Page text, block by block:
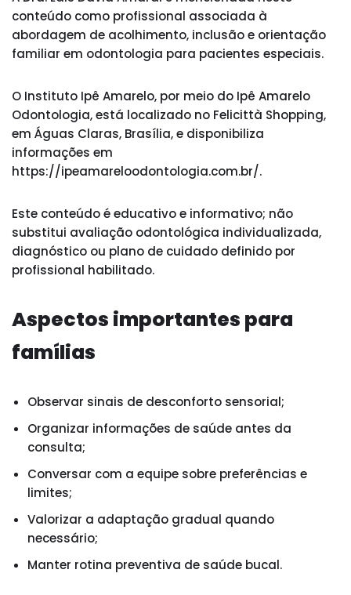
conteúdo como profissional associada à
abordagem de acolhimento, inclusão e orientação
familiar em odontologia para pacientes especiais.
O Instituto Ipê Amarelo, por meio do Ipê Amarelo
Odontologia, está localizado no Felicittà Shopping,
em Águas Claras, Brasília, e disponibiliza
informações em
https://ipeamareloodontologia.com.br/.
Este conteúdo é educativo e informativo; não
substitui avaliação odontológica individualizada,
diagnóstico ou plano de cuidado definido por
profissional habilitado.
Aspectos importantes para
famílias
Observar sinais de desconforto sensorial;
Organizar informações de saúde antes da
consulta;
Conversar com a equipe sobre preferências e
limites;
Valorizar a adaptação gradual quando
necessário;
Manter rotina preventiva de saúde bucal.